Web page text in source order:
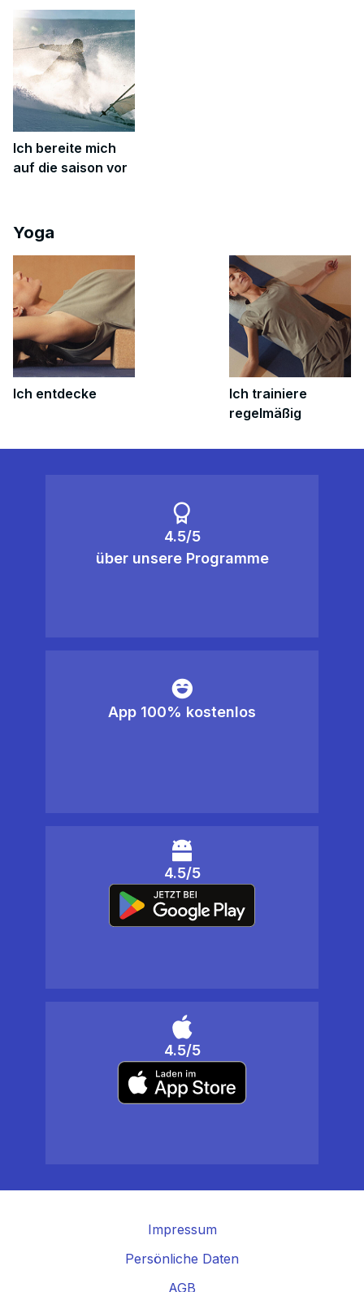
Ich bereite mich
auf die saison vor
Yoga
Ich entdecke
Ich trainiere
regelmäßig
4.5/5
über unsere Programme
App 100% kostenlos
4.5/5
4.5/5
Impressum
Persönliche Daten
AGB